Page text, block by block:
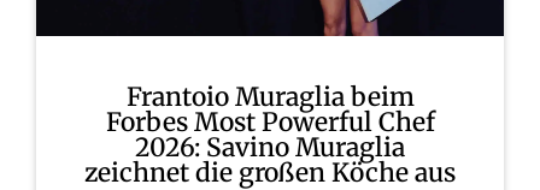
Frantoio Muraglia beim
Forbes Most Powerful Chef
2026: Savino Muraglia
zeichnet die großen Köche aus